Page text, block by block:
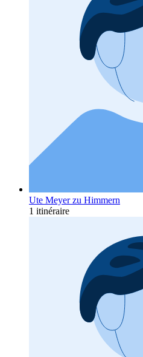
Ute Meyer zu Himmern
1 itinéraire